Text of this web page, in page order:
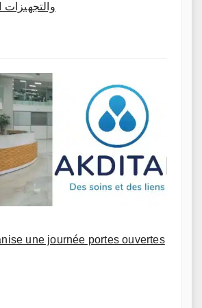
والتجهيزات
une journée portes ouvertes